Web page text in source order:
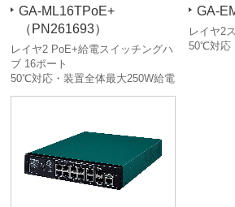
GA-ML16TPoE+
（PN261693）
レイヤ2 PoE+給電スイッチングハ
ブ 16ポート
50℃対応・装置全体最大250W給電
GA-
レイヤ2
50℃対応